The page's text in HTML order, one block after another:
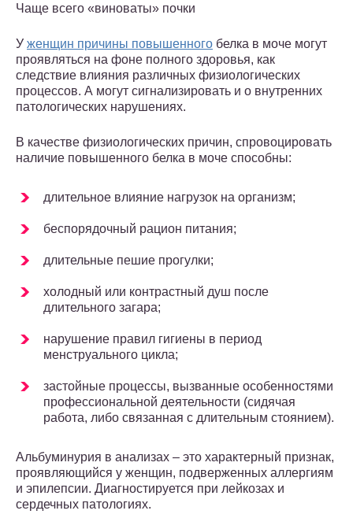
Чаще всего «виноваты» почки
У женщин причины повышенного белка в моче могут
проявляться на фоне полного здоровья, как
следствие влияния различных физиологических
процессов. А могут сигнализировать и о внутренних
патологических нарушениях.
В качестве физиологических причин, спровоцировать
наличие повышенного белка в моче способны:
длительное влияние нагрузок на организм;
беспорядочный рацион питания;
длительные пешие прогулки;
холодный или контрастный душ после
длительного загара;
нарушение правил гигиены в период
менструального цикла;
застойные процессы, вызванные особенностями
профессиональной деятельности (сидячая
работа, либо связанная с длительным стоянием).
Альбуминурия в анализах – это характерный признак,
проявляющийся у женщин, подверженных аллергиям
и эпилепсии. Диагностируется при лейкозах и
сердечных патологиях.